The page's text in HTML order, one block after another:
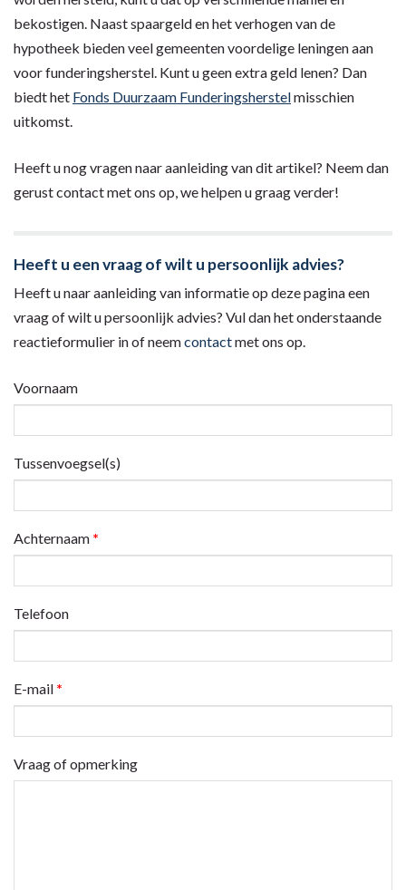
bekostigen. Naast spaargeld en het verhogen van de
hypotheek bieden veel gemeenten voordelige leningen aan
voor funderingsherstel. Kunt u geen extra geld lenen? Dan
biedt het Fonds Duurzaam Funderingsherstelmisschien
uitkomst.
Heeft u nog vragen naar aanleiding van dit artikel? Neem dan
gerust contact met ons op, we helpen u graag verder!
Heeft u een vraag of wilt u persoonlijk advies?
Heeft u naar aanleiding van informatie op deze pagina een
vraag of wilt u persoonlijk advies? Vul dan het onderstaande
reactieformulier in of neemcontactmet ons op.
Voornaam
Tussenvoegsel(s)
Achternaam *
Telefoon
E-mail *
Vraag of opmerking